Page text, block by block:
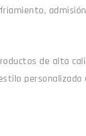
de alta
personalizado